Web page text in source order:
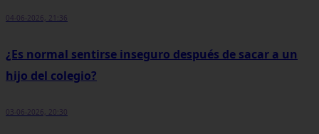
04-06-2026, 21:36
¿Es normal sentirse inseguro después de sacar a un
hijo del colegio?
03-06-2026, 20:30